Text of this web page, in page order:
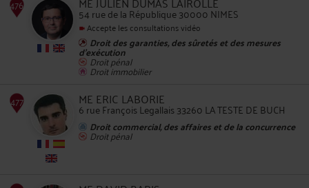
54 rue de la République 30000 NIMES
Accepte les consultations vidéo
Droit des garanties, des sûretés et des mesures
d'exécution
Droit pénal
Droit immobilier
ME ERIC LABORIE
6 rue François Legallais 33260 LA TESTE DE BUCH
Droit commercial, des affaires et de la concurrence
Droit pénal